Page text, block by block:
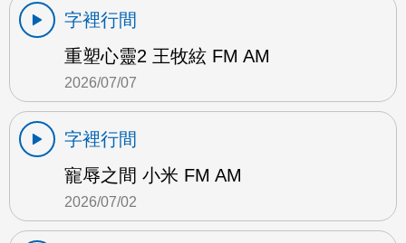
字裡行間
重塑心靈2 王牧絃 FM AM
2026/07/07
字裡行間
寵辱之間 小米 FM AM
2026/07/02